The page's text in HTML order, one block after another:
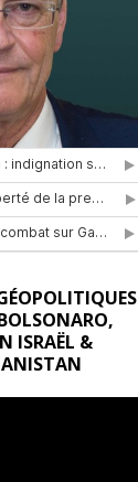
ISRAËL &